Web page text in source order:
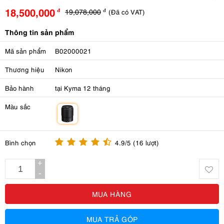
18,500,000 đ 19,078,000 đ (Đã có VAT)
Thông tin sản phẩm
Mã sản phẩm B02000021
Thương hiệu Nikon
Bảo hành tại Kyma 12 tháng
Màu sắc
Bình chọn 4.9/5 (16 lượt)
+
-
MUA HÀNG
MUA TRẢ GÓP